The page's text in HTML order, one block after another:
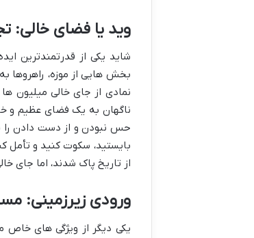
وید یا فضای خالی:
بخش هایی از موزه، راهروها
نمادی از جای خالی میلیون
ناگهان به یک فضای عظیم و
حس نبودن و از دست دادن را
بایستید، سکوت کنید و
از تاریخ پاک شدند، اما جای
ورودی زیرزمینی:
یکی دیگر از ویژگی های خاص